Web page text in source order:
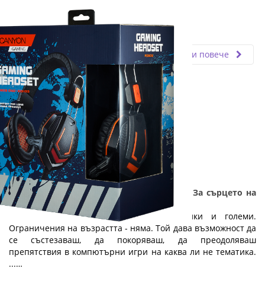
11.03.2024
Прочети повече
ТОП 6 гейминг компютри и аксесоари - За сърцето на
един геймър: Част 1
Геймингът е увлечение, спорт за малки и големи.
Ограничения на възрастта - няма. Той дава възможност да
се състезаваш, да покоряваш, да преодоляваш
препятствия в компютърни игри на каква ли не тематика.
...…